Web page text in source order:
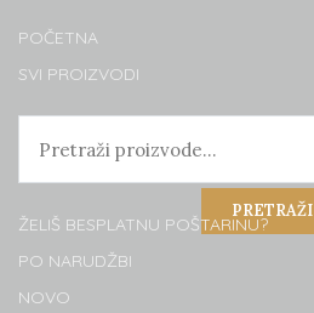
POČETNA
SVI PROIZVODI
PRETRAŽI
ŽELIŠ BESPLATNU POŠTARINU?
PO NARUDŽBI
NOVO